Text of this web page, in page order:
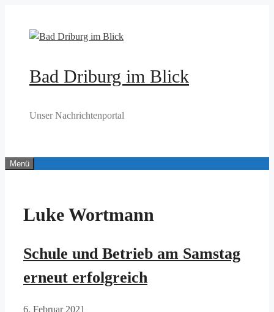
springen
Bad Driburg im Blick
Unser Nachrichtenportal
Menü
Luke Wortmann
Schule und Betrieb am Samstag
erneut erfolgreich
6. Februar 2021